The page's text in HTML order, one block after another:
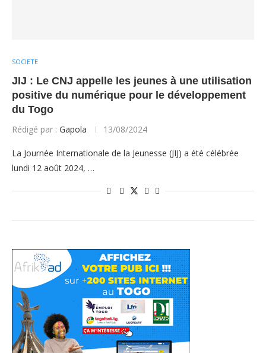
SOCIETE
JIJ : Le CNJ appelle les jeunes à une utilisation
positive du numérique pour le développement
du Togo
Rédigé par : Gapola 13/08/2024
La Journée Internationale de la Jeunesse (JIJ) a été célébrée
lundi 12 août 2024, …